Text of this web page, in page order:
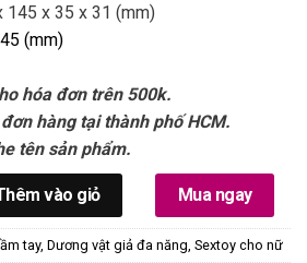
145 x 35 x 31 (mm)
(mm)
hóa đơn trên 500k.
hàng tại thành phố HCM.
tên sản phẩm.
Dibe Cao Cấp Mát Xa Điểm G Sướng
vào giỏ Mua ngay
tay, Dương vật giả đa năng, Sextoy cho nữ